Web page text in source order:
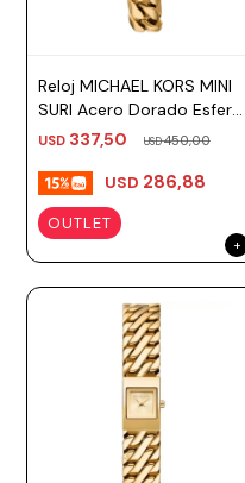
Reloj MICHAEL KORS MINI
SURI Acero Dorado Esfera
24mm
USD 337,50 USD450,00
USD 286,88
OUTLET
Jansport
Karvik
Prune
Mistral
EmpresaCompra Blog